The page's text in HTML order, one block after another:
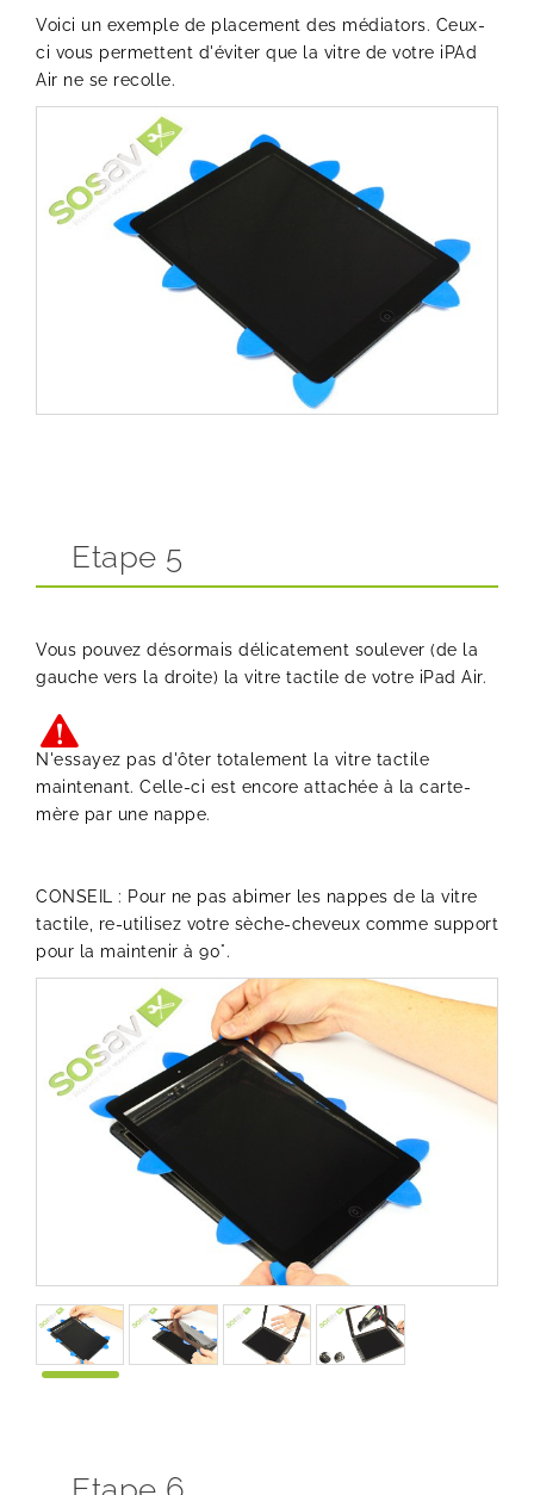
Voici un exemple de placement des médiators. Ceux-
ci vous permettent d'éviter que la vitre de votre iPAd
Air ne se recolle.
Etape 5
Vous pouvez désormais délicatement soulever (de la
gauche vers la droite) la vitre tactile de votre iPad Air.
N'essayez pas d'ôter totalement la vitre tactile
maintenant. Celle-ci est encore attachée à la carte-
mère par une nappe.
CONSEIL : Pour ne pas abimer les nappes de la vitre
tactile, re-utilisez votre sèche-cheveux comme support
pour la maintenir à 90°.